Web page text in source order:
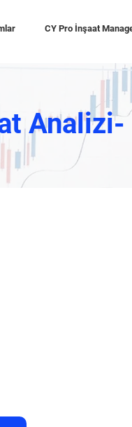
CY Pro İnşaat
Analizi-